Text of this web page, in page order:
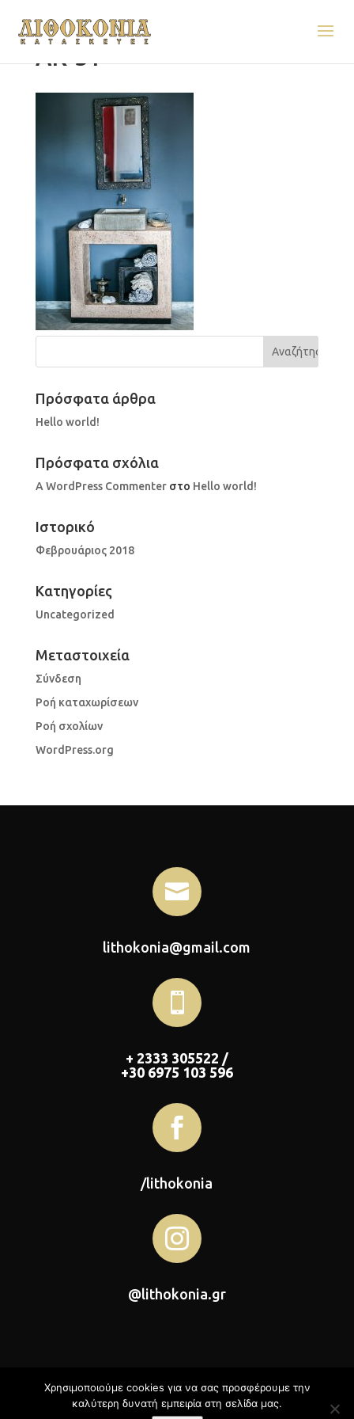
AK-51
Πρόσφατα άρθρα
Hello world!
Πρόσφατα σχόλια
A WordPress Commenterστο Hello world!
Ιστορικό
Φεβρουάριος 2018
Kατηγορίες
Uncategorized
Μεταστοιχεία
Σύνδεση
Ροή καταχωρίσεων
Ροή σχολίων
WordPress.org

lithokonia@gmail.com

+ 2333 305522 /
+30 6975 103 596

/lithokonia

@lithokonia.gr
Λιθοκονία © 2026
Χρησιμοποιούμε cookies για να σας προσφέρουμε την
καλύτερη δυνατή εμπειρία στη σελίδα μας.